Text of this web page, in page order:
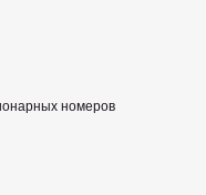
достаточно д
номеров